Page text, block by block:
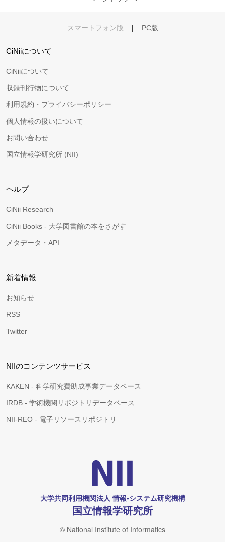
スマートフォン版 | PC版
CiNiiについて
CiNiiについて
収録刊行物について
利用規約・プライバシーポリシー
個人情報の扱いについて
お問い合わせ
国立情報学研究所 (NII)
ヘルプ
CiNii Research
CiNii Books - 大学図書館の本をさがす
メタデータ・API
新着情報
お知らせ
RSS
Twitter
NIIのコンテンツサービス
KAKEN - 科学研究費助成事業データベース
IRDB - 学術機関リポジトリデータベース
NII-REO - 電子リソースリポジトリ
大学共同利用機関法人 情報•システム研究機構
国立情報学研究所
© National Institute of Informatics